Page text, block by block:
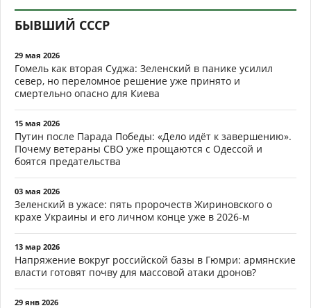
БЫВШИЙ СССР
29 мая 2026
Гомель как вторая Суджа: Зеленский в панике усилил
север, но переломное решение уже принято и
смертельно опасно для Киева
15 мая 2026
Путин после Парада Победы: «Дело идёт к завершению».
Почему ветераны СВО уже прощаются с Одессой и
боятся предательства
03 мая 2026
Зеленский в ужасе: пять пророчеств Жириновского о
крахе Украины и его личном конце уже в 2026-м
13 мар 2026
Напряжение вокруг российской базы в Гюмри: армянские
власти готовят почву для массовой атаки дронов?
29 янв 2026